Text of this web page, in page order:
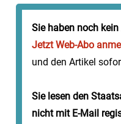
stattfindet. Als ob die
ohnehin höchste
Sie haben noch kein
Jetzt Web-Abo
und den Artikel
Sie lesen den
nicht mit E-Mail